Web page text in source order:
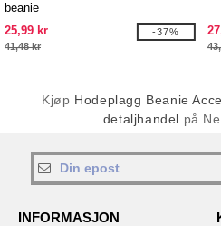
beanie
25,99 kr
41,48 kr
-37%
Kjøp Hodeplagg Beanie
detaljhandel på
INFORMASJON